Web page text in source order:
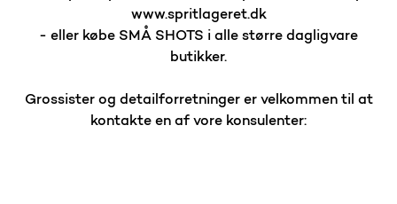
www.spritlageret.dk
- eller købe SMÅ SHOTS i alle større dagligvare
butikker.
Grossister og detailforretninger er velkommen til at
kontakte en af vore konsulenter: